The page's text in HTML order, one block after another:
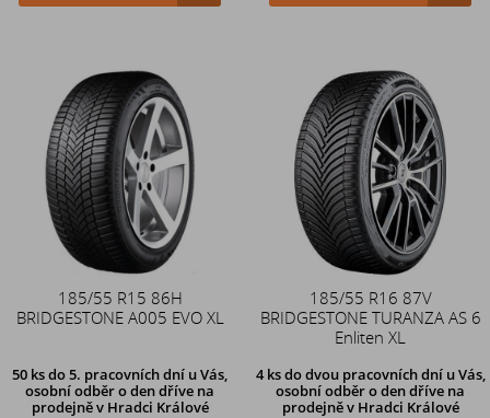
185/55 R15 86H
BRIDGESTONE A005 EVO XL
50 ksdo 5. pracovních dní u Vás,
osobní odběr o den dříve na
prodejněv Hradci Králové
185/55 R16 87V
BRIDGESTONE TURANZA AS 6
Enliten XL
4 ks do dvou pracovních dní u Vás,
osobní odběr o den dříve na
prodejně v Hradci Králové